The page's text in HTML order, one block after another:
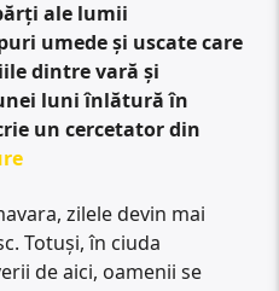
ale lumii
umede și uscate care
dintre vară și
luni înlătură în
un cercetator din
zilele devin mai
Totuși, în ciuda
de aici, oamenii se